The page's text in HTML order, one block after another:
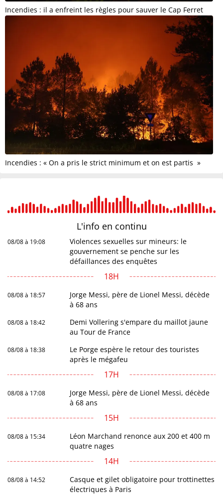
Incendies : il a enfreint les règles pour sauver le Cap Ferret
Incendies : « On a pris le strict minimum et on est partis »
L'info en continu
08/08 à 19:08
Violences sexuelles sur mineurs: le
gouvernement se penche sur les
défaillances des enquêtes
18H
08/08 à 18:57
Jorge Messi, père de Lionel Messi, décède
à 68 ans
08/08 à 18:42
Demi Vollering s'empare du maillot jaune
au Tour de France
08/08 à 18:38
Le Porge espère le retour des touristes
après le mégafeu
17H
08/08 à 17:08
Jorge Messi, père de Lionel Messi, décède
à 68 ans
15H
08/08 à 15:34
Léon Marchand renonce aux 200 et 400 m
quatre nages
14H
08/08 à 14:52
Casque et gilet obligatoire pour trottinettes
électriques à Paris